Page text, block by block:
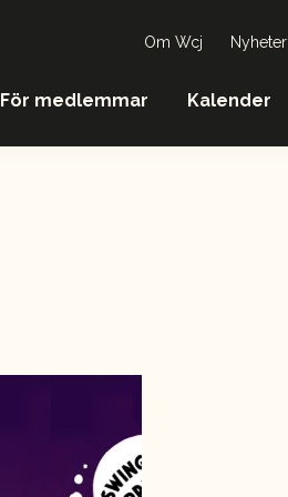
Om Wcj Nyheter
För medlemmar Kalender